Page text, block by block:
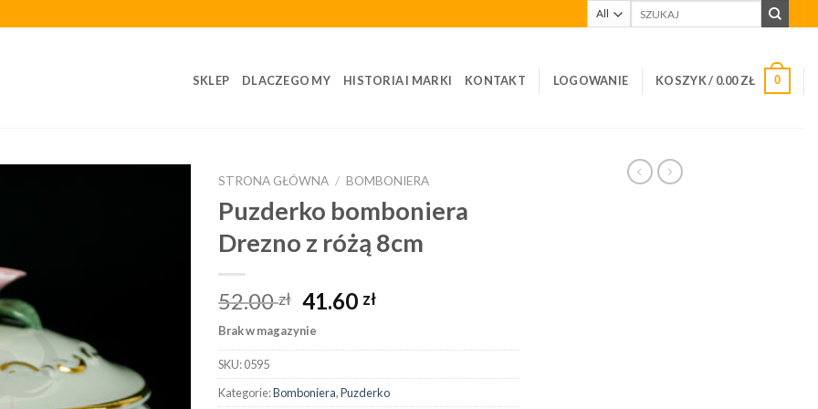
SKLEP DLACZEGO MY HISTORIA I MARKI KONTAKT LOGOWANIE KOSZYK / 0.00ZŁ 0
STRONA GŁÓWNA / BOMBONIERA
Puzderko bomboniera
Drezno z różą 8cm
52.00zł 41.60 zł
Brak w magazynie
SKU:0595
Kategorie:Bomboniera,Puzderko